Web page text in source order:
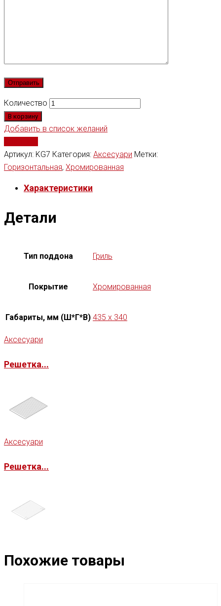
Количество
В корзину
Добавить в список желаний
Артикул: KG7 Категория: Аксесуари Метки:
Горизонтальная, Хромированная
Характеристики
Детали
Тип поддона Гриль
Покрытие Хромированная
Габариты, мм (Ш*Г*В) 435 x 340
Аксесуари
Решетка...
Аксесуари
Решетка...
Похожие товары